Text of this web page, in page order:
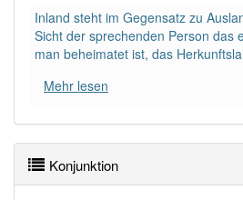
DAS:193
PowerIndex:19
Inland steht im Gegensatz zu
Sicht der sprechenden Person das
man beheimatet ist, das
Mehr lesen
Konjunktion